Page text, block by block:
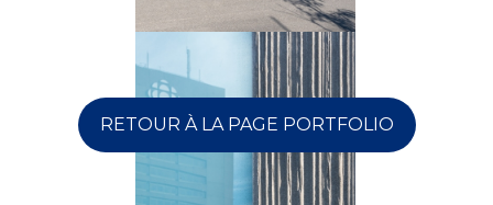
RETOUR À LA PAGE PORTFOLIO